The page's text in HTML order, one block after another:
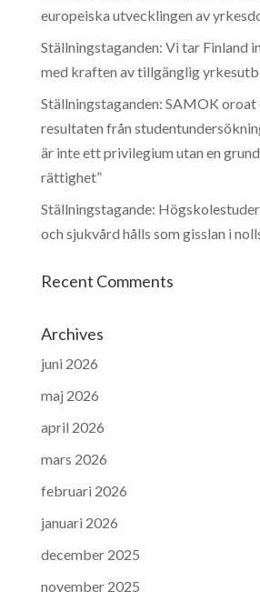
europeiska utvecklingen av
Ställningstaganden: Vi tar Finland
med kraften av tillgänglig
Ställningstaganden: SAMOK oroat
resultaten från
är inte ett privilegium utan en
rättighet”
Ställningstagande:
och sjukvård hålls som gisslan i
Recent Comments
Archives
juni 2026
maj 2026
april 2026
mars 2026
februari 2026
januari 2026
december 2025
november 2025